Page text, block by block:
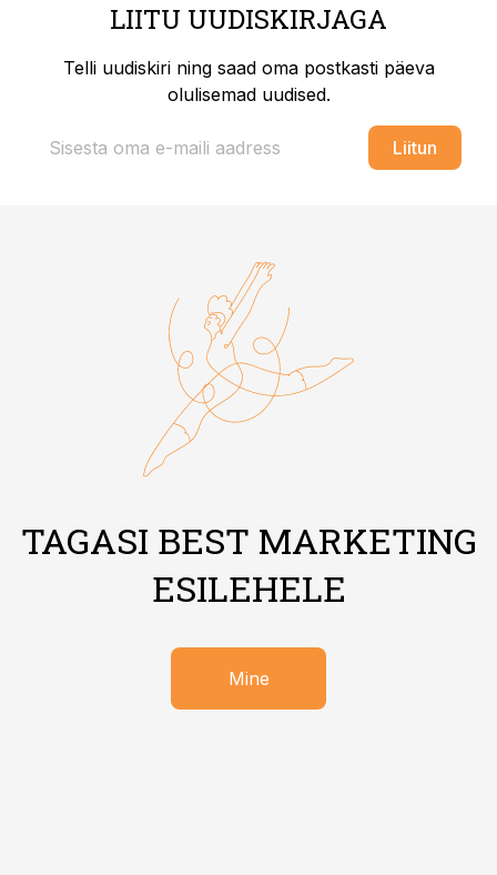
LIITU UUDISKIRJAGA
Telli uudiskiri ning saad oma postkasti päeva
olulisemad uudised.
Liitun
TAGASI BEST MARKETING
ESILEHELE
Mine